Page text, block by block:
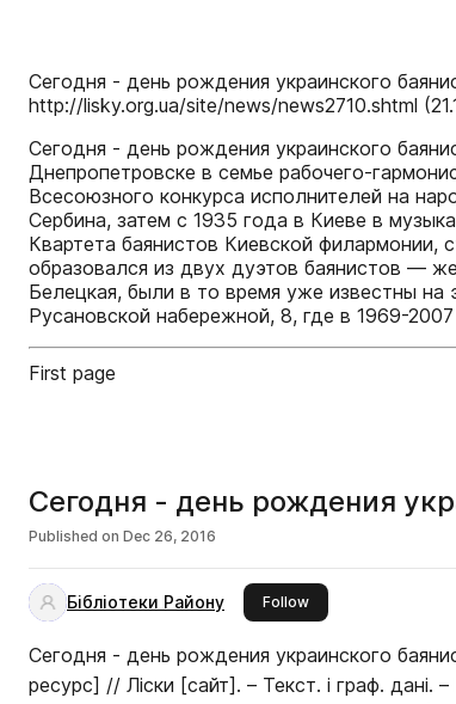
Сегодня - день рождения украинского
http://lisky.org.ua/site/news/news2710.shtml
Сегодня - день рождения украинского
Днепропетровске в семье рабочего-
Всесоюзного конкурса исполнителей на
Сербина, затем с 1935 года в Киеве в
Квартета баянистов Киевской
образовался из двух дуэтов баянистов —
Белецкая, были в то время уже известны
Русановской набережной, 8, где в 1969-
First page
Сегодня - день рождения
Published on Dec 26, 2016
Бібліотеки Району Followthis publisher
Сегодня - день рождения украинского
ресурс] // Ліски [сайт]. – Текст. і граф. дані.